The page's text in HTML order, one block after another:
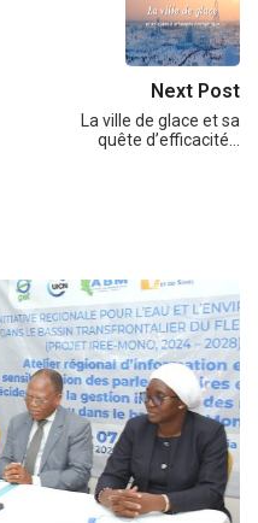
Next Post
La ville de glace et sa
quête d’efficacité…